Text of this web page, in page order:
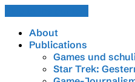
About
Publications
Games und
Star Trek: